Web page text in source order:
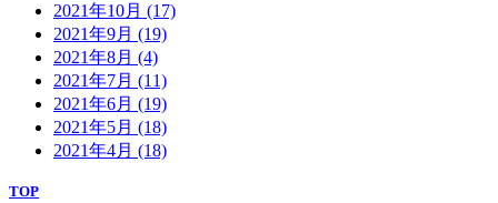
2021年10月 (17)
2021年9月 (19)
2021年8月 (4)
2021年7月 (11)
2021年6月 (19)
2021年5月 (18)
2021年4月 (18)
TOP